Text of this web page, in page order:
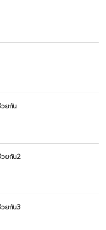
วยกัน
วยกัน2
วยกัน3